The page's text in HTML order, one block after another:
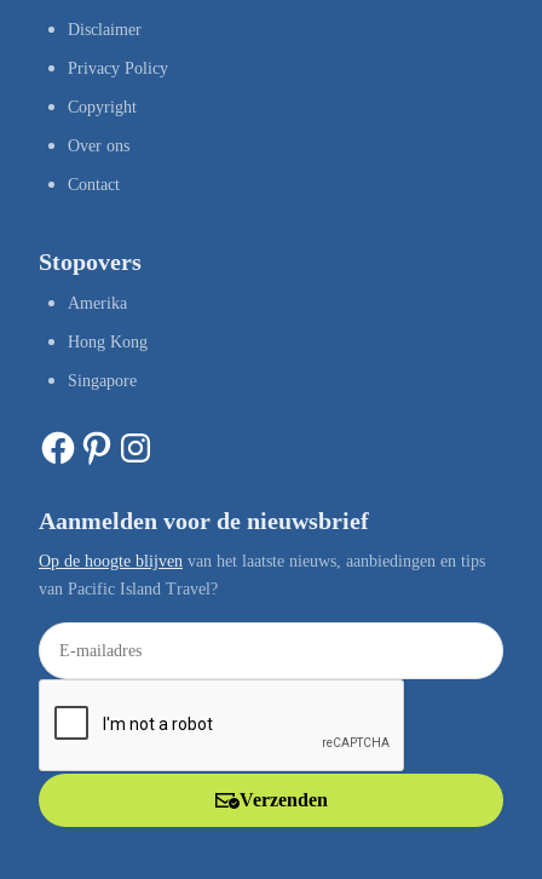
Disclaimer
Privacy Policy
Copyright
Over ons
Contact
Stopovers
Amerika
Hong Kong
Singapore
Facebook Pinterest Instagram
Aanmelden voor de nieuwsbrief
Op de hoogte blijven van het laatste nieuws, aanbiedingen en tips
van Pacific Island Travel?
E
-
a
Verzenden